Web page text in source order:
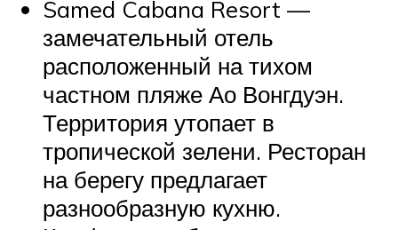
Samed Cabana Resort —
замечательный отель
расположенный на тихом
частном пляже Ао Вонгдуэн.
Территория утопает в
тропической зелени. Ресторан
на берегу предлагает
разнообразную кухню.